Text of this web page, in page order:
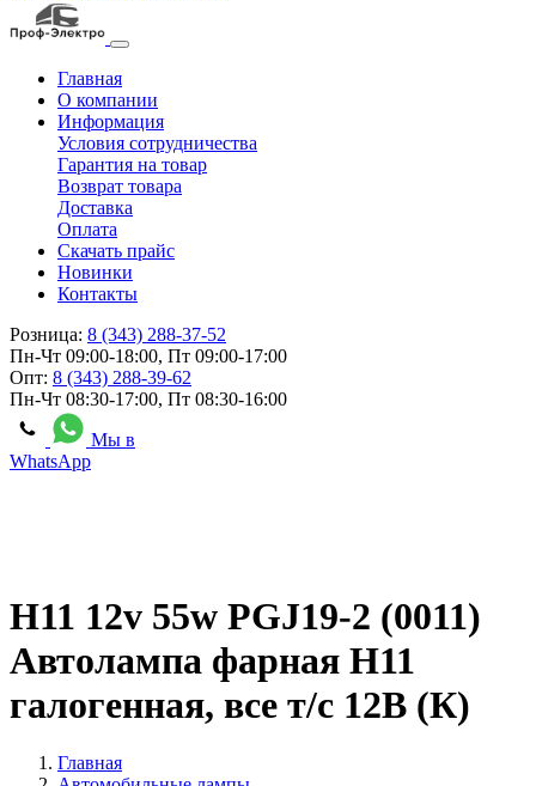
Главная
О компании
Информация
Условия сотрудничества
Гарантия на товар
Возврат товара
Доставка
Оплата
Скачать прайс
Новинки
Контакты
Розница: 8 (343) 288-37-52
Пн-Чт 09:00-18:00, Пт 09:00-17:00
Опт: 8 (343) 288-39-62
Пн-Чт 08:30-17:00, Пт 08:30-16:00
Мы в
WhatsApp
Н11 12v 55w PGJ19-2 (0011)
Автолампа фарная Н11
галогенная, все т/с 12В (К)
Главная